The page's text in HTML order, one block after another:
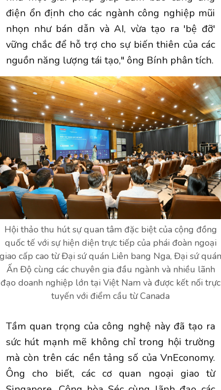
điện ổn định cho các ngành công nghiệp mũi
nhọn như bán dẫn và AI, vừa tạo ra 'bệ đỡ'
vững chắc để hỗ trợ cho sự biến thiên của các
nguồn năng lượng tái tạo," ông Bính phân tích.
Hội thảo thu hút sự quan tâm đặc biệt của cộng đồng
quốc tế với sự hiện diện trực tiếp của phái đoàn ngoại
giao cấp cao từ Đại sứ quán Liên bang Nga, Đại sứ quán
Ấn Độ cùng các chuyên gia đầu ngành và nhiều lãnh
đạo doanh nghiệp lớn tại Việt Nam và được kết nối trực
tuyến với điểm cầu từ Canada
Tầm quan trọng của công nghệ này đã tạo ra
sức hút mạnh mẽ không chỉ trong hội trường
mà còn trên các nền tảng số của VnEconomy.
Ông cho biết, các cơ quan ngoại giao từ